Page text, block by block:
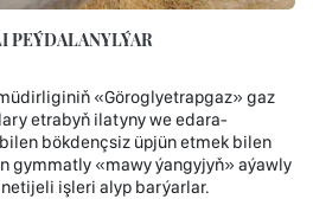
PEÝDALANYLÝAR
«Göroglyetrapgaz» gaz
etrabyň ilatyny we edara-
bökdençsiz üpjün etmek bilen
gymmatly «mawy ýangyjyň» aýawly
işleri alyp barýarlar.